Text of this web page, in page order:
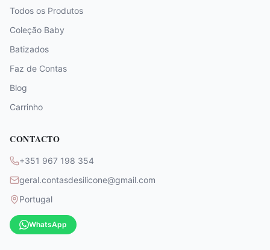
Todos os Produtos
Coleção Baby
Batizados
Faz de Contas
Blog
Carrinho
CONTACTO
+351 967 198 354
geral.contasdesilicone@gmail.com
Portugal
WhatsApp